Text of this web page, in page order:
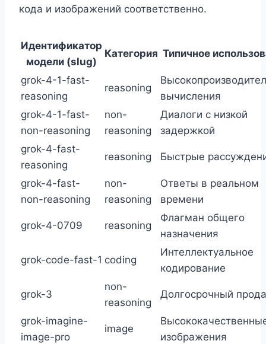
кода и изображений соответственно.
Идентификатор
модели (slug)
Категория Типичное
grok-4-1-fast-
reasoning
reasoning
вычисления
grok-4-1-fast-
non-reasoning
non-
reasoning
Диалоги с низкой
задержкой
grok-4-fast-
reasoning
reasoning Быстрые
grok-4-fast-
non-reasoning
non-
reasoning
Ответы в реальном
времени
grok-4-0709 reasoning
Флагман общего
назначения
grok-code-fast-1 coding
Интеллектуальное
кодирование
grok-3
non-
reasoning
Долгосрочный
grok-imagine-
image-pro
image
изображения